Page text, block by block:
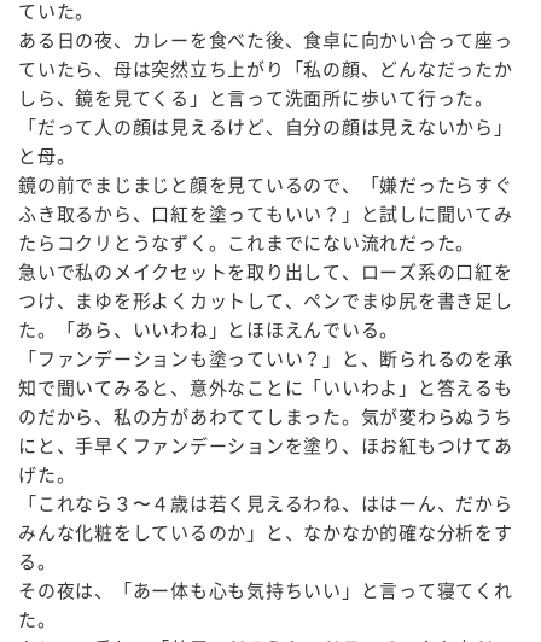
ていた。
ある日の夜、カレーを食べた後、食卓に向かい合って座っ
ていたら、母は突然立ち上がり「私の顔、どんなだったか
しら、鏡を見てくる」と言って洗面所に歩いて行った。
「だって人の顔は見えるけど、自分の顔は見えないから」
と母。
鏡の前でまじまじと顔を見ているので、「嫌だったらすぐ
ふき取るから、口紅を塗ってもいい？」と試しに聞いてみ
たらコクリとうなずく。これまでにない流れだった。
急いで私のメイクセットを取り出して、ローズ系の口紅を
つけ、まゆを形よくカットして、ペンでまゆ尻を書き足し
た。「あら、いいわね」とほほえんでいる。
「ファンデーションも塗っていい？」と、断られるのを承
知で聞いてみると、意外なことに「いいわよ」と答えるも
のだから、私の方があわててしまった。気が変わらぬうち
にと、手早くファンデーションを塗り、ほお紅もつけてあ
げた。
「これなら３〜４歳は若く見えるわね、ははーん、だから
みんな化粧をしているのか」と、なかなか的確な分析をす
る。
その夜は、「あー体も心も気持ちいい」と言って寝てくれ
た。